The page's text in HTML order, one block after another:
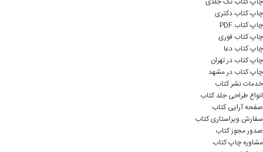
چاپ کتاب دکتری
چاپ کتاب PDF
چاپ کتاب فوری
چاپ کتاب دعا
چاپ کتاب در تهران
چاپ کتاب در مشهد
خدمات نشر کتاب
انواع طراحی جلد کتاب
صفحه آرایی کتاب
سفارش ویراستاری کتاب
صدور مجوز کتاب
مشاوره چاپ کتاب